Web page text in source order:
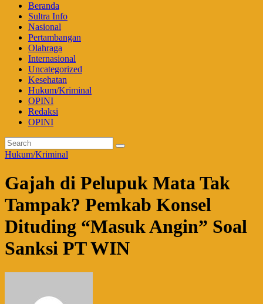
Beranda
Sultra Info
Nasional
Pertambangan
Olahraga
Internasional
Uncategorized
Kesehatan
Hukum/Kriminal
OPINI
Redaksi
OPINI
Hukum/Kriminal
Gajah di Pelupuk Mata Tak
Tampak? Pemkab Konsel
Dituding “Masuk Angin” Soal
Sanksi PT WIN